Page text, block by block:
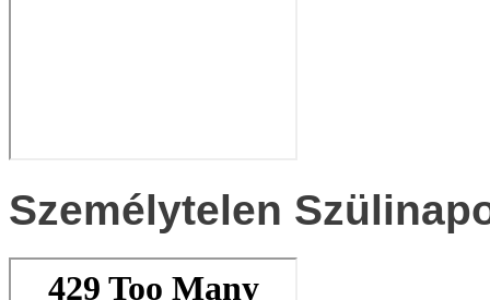
Személytelen